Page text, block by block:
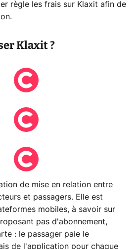
règle les frais sur Klaxit afin de
Klaxit ?
de mise en relation entre
et passagers. Elle est
mobiles, à savoir sur
pas d'abonnement,
: le passager paie le
de l'application pour chaque